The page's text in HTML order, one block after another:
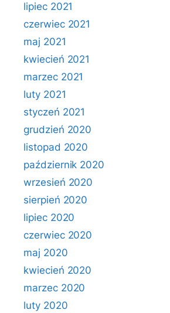
lipiec 2021
czerwiec 2021
maj 2021
kwiecień 2021
marzec 2021
luty 2021
styczeń 2021
grudzień 2020
listopad 2020
październik 2020
wrzesień 2020
sierpień 2020
lipiec 2020
czerwiec 2020
maj 2020
kwiecień 2020
marzec 2020
luty 2020